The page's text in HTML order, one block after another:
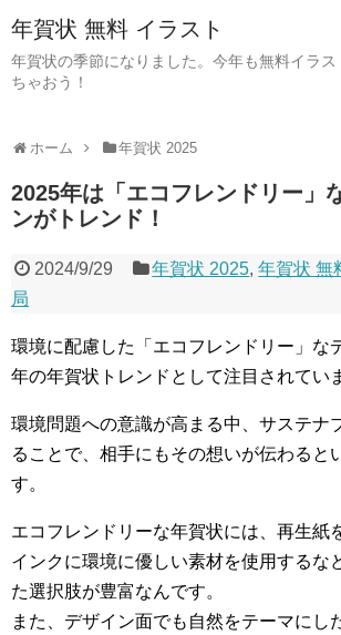
年賀状 無料 イラスト
年賀状の季節になりました。今年も無料イラス
ちゃおう！
ホーム 年賀状 2025
2025年は「エコフレンドリー」
ンがトレンド！
2024/9/29 年賀状 2025,年賀状 無
局
環境に配慮した「エコフレンドリー」な
年の年賀状トレンドとして注目されてい
環境問題への意識が高まる中、サステナ
ることで、相手にもその想いが伝わると
す。
エコフレンドリーな年賀状には、再生紙
インクに環境に優しい素材を使用するな
た選択肢が豊富なんです。
また、デザイン面でも自然をテーマにし